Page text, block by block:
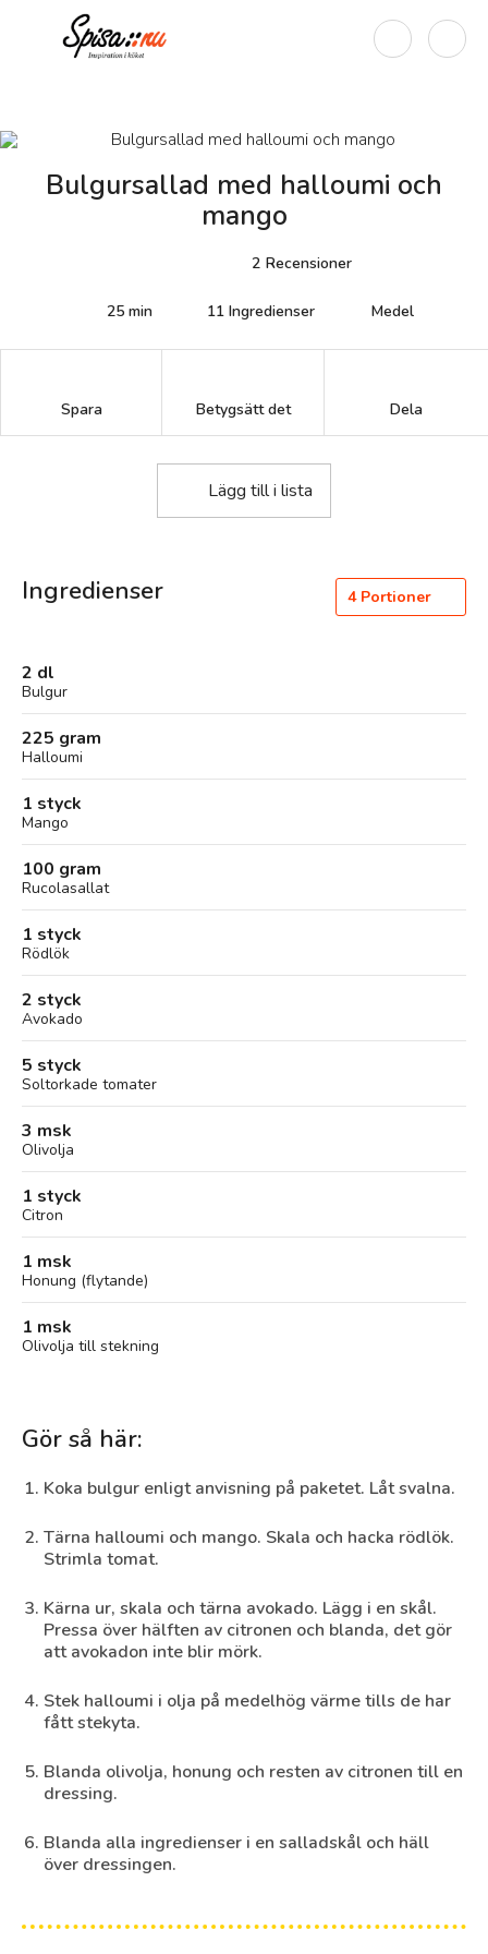
Bulgursallad med halloumi och
mango
2 Recensioner
25 min 11 Ingredienser Medel
Spara Betygsätt det Dela
Lägg till i lista
Ingredienser 4 Portioner
2 dl
Bulgur
225 gram
Halloumi
1 styck
Mango
100 gram
Rucolasallat
1 styck
Rödlök
2 styck
Avokado
5 styck
Soltorkade tomater
3 msk
Olivolja
1 styck
Citron
1 msk
Honung (flytande)
1 msk
Olivolja till stekning
Gör så här:
Koka bulgur enligt anvisning på paketet. Låt svalna.
Tärna halloumi och mango. Skala och hacka rödlök.
Strimla tomat.
Kärna ur, skala och tärna avokado. Lägg i en skål.
Pressa över hälften av citronen och blanda, det gör
att avokadon inte blir mörk.
Stek halloumi i olja på medelhög värme tills de har
fått stekyta.
Blanda olivolja, honung och resten av citronen till en
dressing.
Blanda alla ingredienser i en salladskål och häll
över dressingen.